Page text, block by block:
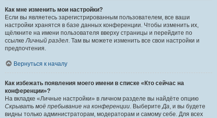
Как мне изменить мои настройки?
Если вы являетесь зарегистрированным пользователем, все ваши
настройки хранятся в базе данных конференции. Чтобы изменить их,
щёлкните на имени пользователя вверху страницы и перейдите по
ссылкеЛичный раздел. Там вы можете изменить все свои настройки и
предпочтения.
Вернуться к началу
Как избежать появления моего имени в списке «Кто сейчас на
конференции»?
На вкладке «Личные настройки» в личном разделе вы найдёте опцию
Скрывать моё пребывание на конференции. ВыберитеДа, и вы будете
видны только администраторам, модераторам и самому себе. Для всех